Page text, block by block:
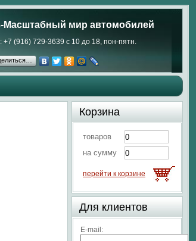
Масштабный мир автомобилей
+7 (916) 729-3639 с 10 до 18, пон-пятн.
Корзина
товаров
на сумму
перейти к корзине
Для клиентов
E-mail: